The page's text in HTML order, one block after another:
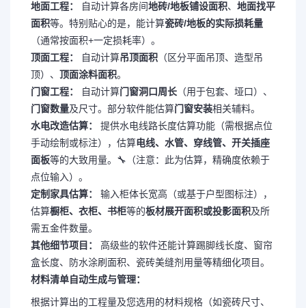
地面工程：
自动计算各房间地砖/地板铺设面积、 地面找平
面积等。特别贴心的是，能计算瓷砖/地板的实际损耗量
（通常按面积+一定损耗率）。
顶面工程：
自动计算吊顶面积 （区分平面吊顶、造型吊
顶）、 顶面涂料面积。
门窗工程：
自动计算门窗洞口周长 （用于包套、垭口）、
门窗数量及尺寸。部分软件能估算门窗安装相关辅料。
水电改造估算：
提供水电线路长度估算功能（需根据点位
手动绘制或标注），估算电线、水管、穿线管、开关插座
面板等的大致用量。🔧（注意：此为估算，精确度依赖于
点位输入）。
定制家具估算：
输入柜体长宽高（或基于户型图标注），
估算橱柜、衣柜、书柜等的板材展开面积或投影面积及所
需五金件数量。
其他细节项目：
高级些的软件还能计算踢脚线长度、窗帘
盒长度、防水涂刷面积、瓷砖美缝剂用量等精细化项目。
材料清单自动生成与管理：
根据计算出的工程量及您选用的材料规格（如瓷砖尺寸、